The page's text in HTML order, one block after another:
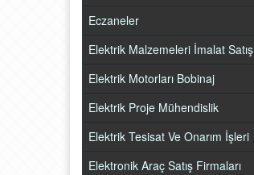
Eczaneler
Elektrik Malzemeleri İmalat Satış
Elektrik Motorları Bobinaj
Elektrik Proje Mühendislik
Elektrik Tesisat Ve Onarım İşleri
Elektronik Araç Satış Firmaları